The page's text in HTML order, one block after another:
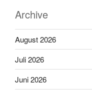
Archive
August 2026
Juli 2026
Juni 2026